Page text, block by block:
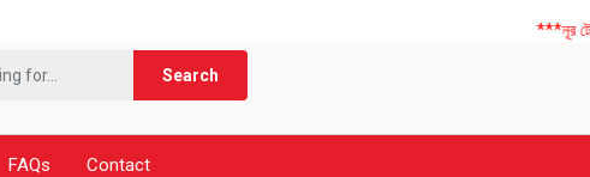
***নূর টেলিকম এ
Search
FAQs Contact